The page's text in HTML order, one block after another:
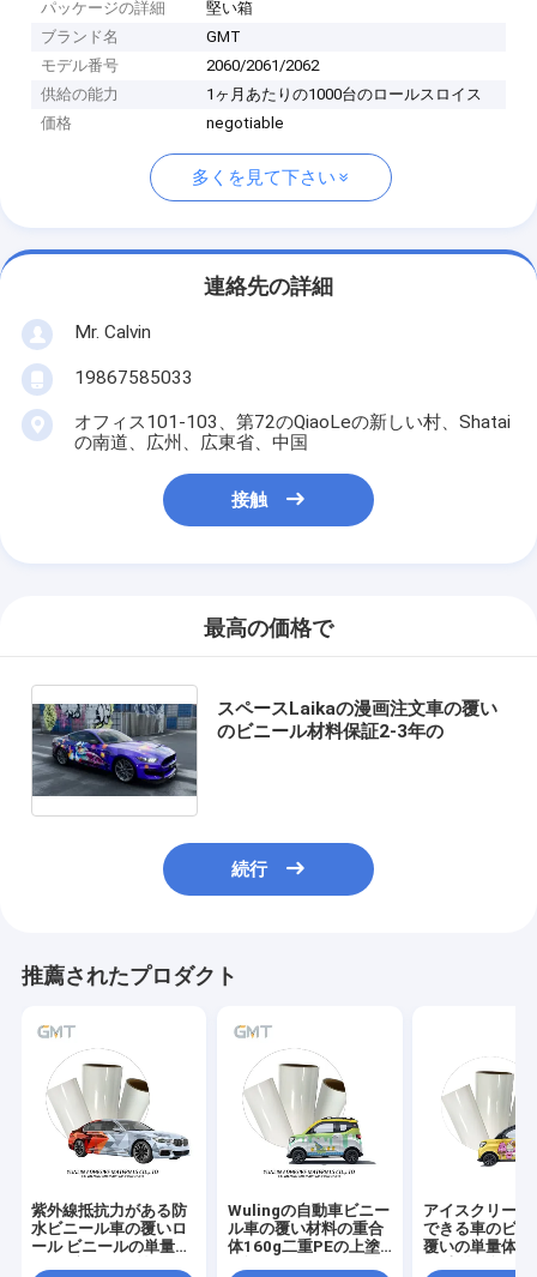
パッケージの詳細
堅い箱
ブランド名
GMT
モデル番号
2060/2061/2062
供給の能力
1ヶ月あたりの1000台のロールスロイス
価格
negotiable
多くを見て下さい
連絡先の詳細
Mr. Calvin
19867585033
オフィス101-103、第72のQiaoLeの新しい村、Shatai
の南道、広州、広東省、中国
接触
最高の価格で
スペースLaikaの漫画注文車の覆い
のビニール材料保証2-3年の
続行
推薦されたプロダクト
紫外線抵抗力がある防
水ビニール車の覆いロ
ール ビニールの単量体
Wulingの自動車ビニー
ル車の覆い材料の重合
体160g二重PEの上塗
アイスクリーム
できる車のビニ
覆いの単量体